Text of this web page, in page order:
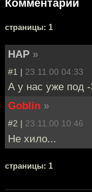
Комментарии
cтраницы: 1
HAP »
#1 | 23.11.00 04:33
А у нас уже под -
Goblin »
#2 | 23.11.00 10:46
Не хило...
cтраницы: 1